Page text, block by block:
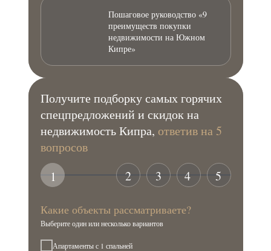
Пошаговое руководство «9
преимуществ покупки
недвижимости на Южном
Кипре»
Выберите один или несколько вариантов
Получите подборку самых горячих
спецпредложений и скидок на
недвижимость Кипра, ответив на 5
вопросов
Какие объекты рассматриваете?
Апартаменты с 1 спальней
1 2 3 4 5